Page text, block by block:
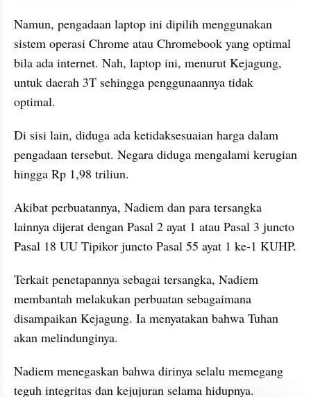
Namun, pengadaan laptop ini dipilih menggunakan
sistem operasi Chrome atau Chromebook yang optimal
bila ada internet. Nah, laptop ini, menurut Kejagung,
untuk daerah 3T sehingga penggunaannya tidak
optimal.
Di sisi lain, diduga ada ketidaksesuaian harga dalam
pengadaan tersebut. Negara diduga mengalami kerugian
hingga Rp 1,98 triliun.
Akibat perbuatannya, Nadiem dan para tersangka
lainnya dijerat dengan Pasal 2 ayat 1 atau Pasal 3 juncto
Pasal 18 UU Tipikor juncto Pasal 55 ayat 1 ke-1 KUHP.
Terkait penetapannya sebagai tersangka, Nadiem
membantah melakukan perbuatan sebagaimana
disampaikan Kejagung. Ia menyatakan bahwa Tuhan
akan melindunginya.
Nadiem menegaskan bahwa dirinya selalu memegang
teguh integritas dan kejujuran selama hidupnya.